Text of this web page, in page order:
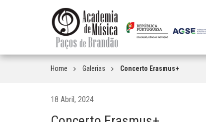
Home Galerias Concerto Erasmus+
18 Abril, 2024